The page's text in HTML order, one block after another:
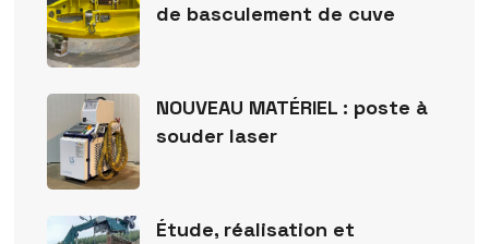
de basculement de cuve
NOUVEAU MATÉRIEL : poste à
souder laser
Étude, réalisation et